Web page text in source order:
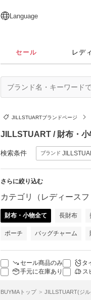
日本語
English
简体中文
繁體中文
Language
セール レデ
JILLSTUARTブランドページ
JILLSTUART / 財布・小
検索条件 ブランド
さらに絞り込む
カテゴリ（レディースフ
財布・小物全て 長財布
ポーチ バッグチャーム
セール商品のみ タ
手元に在庫あり
ス
BUYMAトップ JILLSTUART(ジ